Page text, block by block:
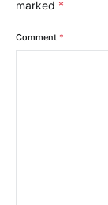
marked *
Comment *